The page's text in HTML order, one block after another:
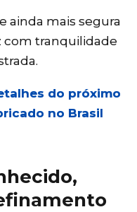
ainda mais segura
com tranquilidade
do próximo
no Brasil